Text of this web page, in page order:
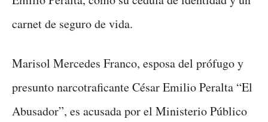
carnet de seguro de vida.
Marisol Mercedes Franco, esposa del prófugo y
presunto narcotraficante César Emilio Peralta “El
Abusador”, es acusada por el Ministerio Público